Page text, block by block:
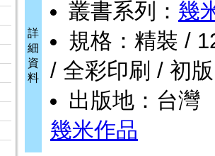
詳
細
資
料
叢書系列： 幾
規格：精裝 /
/ 全彩印刷 / 初版
出版地：台灣
幾米作品